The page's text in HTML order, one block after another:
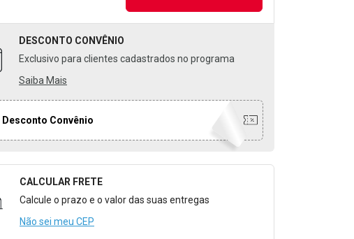
DESCONTO CONVÊNIO
Exclusivo para clientes cadastrados no programa
Saiba Mais
Desconto Convênio
para Calcular o Frete
CALCULAR FRETE
Calcule o prazo e o valor das suas entregas
Não sei meu CEP